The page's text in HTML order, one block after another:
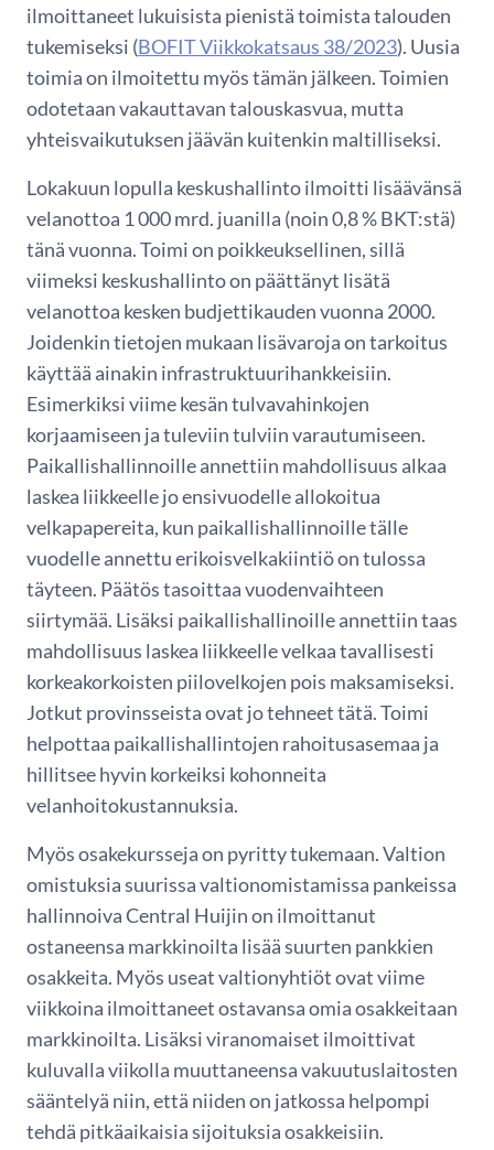
ilmoittaneet lukuisista pienistä toimista talouden
tukemiseksi (BOFIT Viikkokatsaus 38/2023). Uusia
toimia on ilmoitettu myös tämän jälkeen. Toimien
odotetaan vakauttavan talouskasvua, mutta
yhteisvaikutuksen jäävän kuitenkin maltilliseksi.
Lokakuun lopulla keskushallinto ilmoitti lisäävänsä
velanottoa 1 000 mrd. juanilla (noin 0,8 % BKT:stä)
tänä vuonna. Toimi on poikkeuksellinen, sillä
viimeksi keskushallinto on päättänyt lisätä
velanottoa kesken budjettikauden vuonna 2000.
Joidenkin tietojen mukaan lisävaroja on tarkoitus
käyttää ainakin infrastruktuurihankkeisiin.
Esimerkiksi viime kesän tulvavahinkojen
korjaamiseen ja tuleviin tulviin varautumiseen.
Paikallishallinnoille annettiin mahdollisuus alkaa
laskea liikkeelle jo ensivuodelle allokoitua
velkapapereita, kun paikallishallinnoille tälle
vuodelle annettu erikoisvelkakiintiö on tulossa
täyteen. Päätös tasoittaa vuodenvaihteen
siirtymää. Lisäksi paikallishallinoille annettiin taas
mahdollisuus laskea liikkeelle velkaa tavallisesti
korkeakorkoisten piilovelkojen pois maksamiseksi.
Jotkut provinsseista ovat jo tehneet tätä. Toimi
helpottaa paikallishallintojen rahoitusasemaa ja
hillitsee hyvin korkeiksi kohonneita
velanhoitokustannuksia.
Myös osakekursseja on pyritty tukemaan. Valtion
omistuksia suurissa valtionomistamissa pankeissa
hallinnoiva Central Huijin on ilmoittanut
ostaneensa markkinoilta lisää suurten pankkien
osakkeita. Myös useat valtionyhtiöt ovat viime
viikkoina ilmoittaneet ostavansa omia osakkeitaan
markkinoilta. Lisäksi viranomaiset ilmoittivat
kuluvalla viikolla muuttaneensa vakuutuslaitosten
sääntelyä niin, että niiden on jatkossa helpompi
tehdä pitkäaikaisia sijoituksia osakkeisiin.